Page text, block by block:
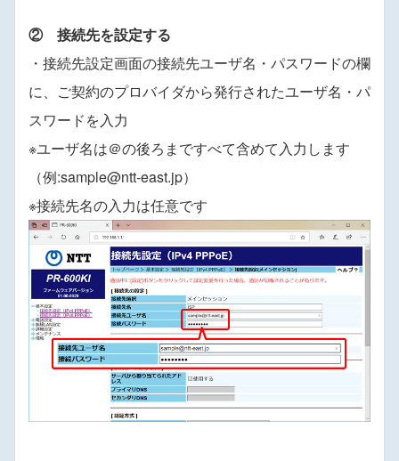
② 接続先を設定する
・接続先設定画面の接続先ユーザ名・パスワードの欄
に、ご契約のプロバイダから発行されたユーザ名・パ
スワードを入力
※ユーザ名は＠の後ろまですべて含めて入力します
（例:sample@ntt-east.jp）
※接続先名の入力は任意です